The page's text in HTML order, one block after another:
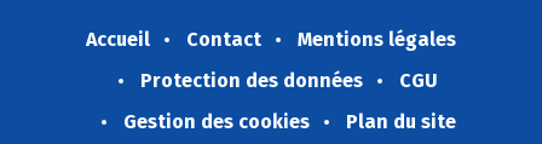
Accueil Contact
Mentions légales
Protection des données
CGU
Gestion des cookies
Plan du site